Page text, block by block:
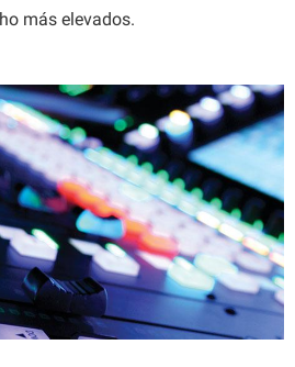
más elevados.